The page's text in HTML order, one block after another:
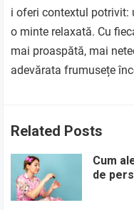
i oferi contextul potrivit:
o minte relaxată. Cu
mai proaspătă, mai
adevărata frumusețe
Related Posts
Cum
de